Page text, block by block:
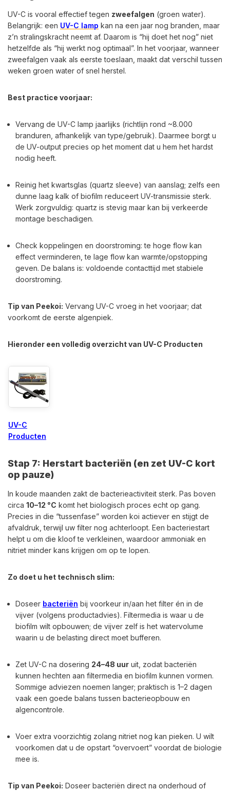
UV-C is vooral effectief tegen zweefalgen (groen water).
Belangrijk: een UV-C lamp kan na een jaar nog branden, maar
z’n stralingskracht neemt af. Daarom is “hij doet het nog” niet
hetzelfde als “hij werkt nog optimaal”. In het voorjaar, wanneer
zweefalgen vaak als eerste toeslaan, maakt dat verschil tussen
weken groen water of snel herstel.
Best practice voorjaar:
Vervang de UV-C lamp jaarlijks (richtlijn rond ~8.000
branduren, afhankelijk van type/gebruik). Daarmee borgt u
de UV-output precies op het moment dat u hem het hardst
nodig heeft.
Reinig het kwartsglas (quartz sleeve) van aanslag; zelfs een
dunne laag kalk of biofilm reduceert UV-transmissie sterk.
Werk zorgvuldig: quartz is stevig maar kan bij verkeerde
montage beschadigen.
Check koppelingen en doorstroming: te hoge flow kan
effect verminderen, te lage flow kan warmte/opstopping
geven. De balans is: voldoende contacttijd met stabiele
doorstroming.
Tip van Peekoi: Vervang UV-C vroeg in het voorjaar; dat
voorkomt de eerste algenpiek.
Hieronder een volledig overzicht van UV-C Producten
UV-C
Producten
Stap 7: Herstart bacteriën (en zet UV-C kort
op pauze)
In koude maanden zakt de bacterieactiviteit sterk. Pas boven
circa 10–12 °C komt het biologisch proces echt op gang.
Precies in die “tussenfase” worden koi actiever en stijgt de
afvaldruk, terwijl uw filter nog achterloopt. Een bacteriestart
helpt u om die kloof te verkleinen, waardoor ammoniak en
nitriet minder kans krijgen om op te lopen.
Zo doet u het technisch slim:
Doseer bacteriën bij voorkeur in/aan het filter én in de
vijver (volgens productadvies). Filtermedia is waar u de
biofilm wilt opbouwen; de vijver zelf is het watervolume
waarin u de belasting direct moet bufferen.
Zet UV-C na dosering 24–48 uur uit, zodat bacteriën
kunnen hechten aan filtermedia en biofilm kunnen vormen.
Sommige adviezen noemen langer; praktisch is 1–2 dagen
vaak een goede balans tussen bacterieopbouw en
algencontrole.
Voer extra voorzichtig zolang nitriet nog kan pieken. U wilt
voorkomen dat u de opstart “overvoert” voordat de biologie
mee is.
Tip van Peekoi: Doseer bacteriën direct na onderhoud of